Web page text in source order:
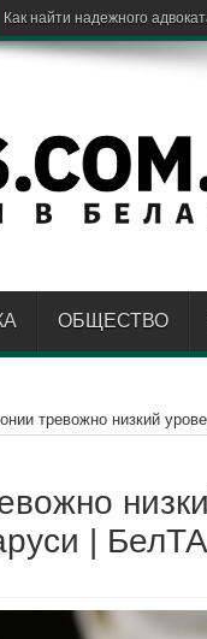
Э
ОБЩЕСТВО
тревожно низкий
| БелТА